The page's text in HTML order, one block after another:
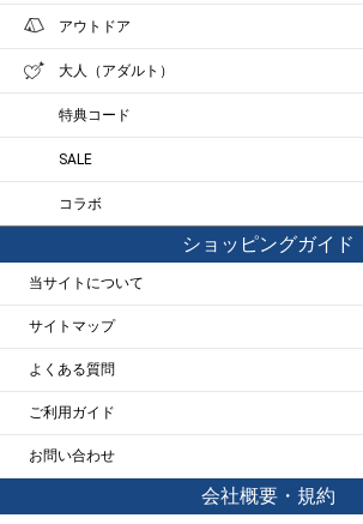
アウトドア
大人（アダルト）
特典コード
SALE
コラボ
ショッピングガイド
当サイトについて
サイトマップ
よくある質問
ご利用ガイド
お問い合わせ
会社概要・規約